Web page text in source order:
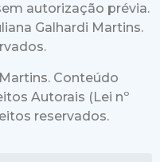
autorização prévia.
Galhardi Martins.
Conteúdo
Autorais (Lei nº
reservados.